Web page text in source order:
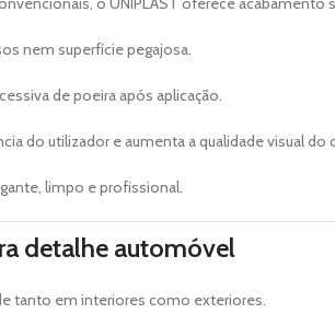
nem superfície pegajosa.
de poeira após aplicação.
do utilizador e aumenta a qualidade visual do
limpo e profissional.
detalhe automóvel
tanto em interiores como exteriores.